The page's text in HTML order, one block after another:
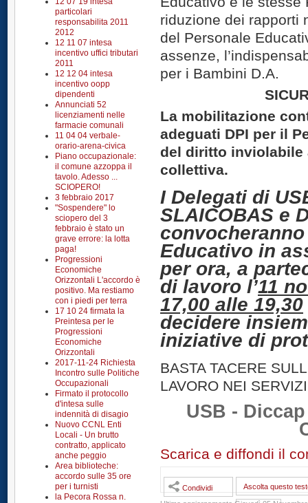
particolari
responsabilita 2011
2012
12 11 07 intesa
incentivo uffici tributari
2011
12 12 04 intesa
incentivo oopp
dipendenti
Annunciati 52
licenziamenti nelle
farmacie comunali
11 04 04 verbale-
orario-arena-civica
Piano occupazionale:
il comune azzoppa il
tavolo. Adesso ...
SCIOPERO!
3 febbraio 2017
"Sospendere" lo
sciopero del 3
febbraio è stato un
grave errore: la lotta
paga!
Progressioni
Economiche
Orizzontali L'accordo è
positivo. Ma restiamo
con i piedi per terra
17 10 24 firmata la
Preintesa per le
Progressioni
Economiche
Orizzontali
2017-11-24 Richiesta
Incontro sulle Politiche
Occupazionali
Firmato il protocollo
d'intesa sulle
indennità di disagio
Nuovo CCNL Enti
Locali - Un brutto
contratto, applicato
anche peggio
Area biblioteche:
accordo sulle 35 ore
per i turnisti
la Pecora Rossa n.
riduzione dei rapporti
del Personale
assenze,
per i Bambini D.A.
La mobilitazione
adeguati DPI per il
del diritto inviolabile
collettiva.
I Delegati di
SLAICOBAS e
Educativo in
per ora, a
di lavoro l’11
17,00 alle 19,30
decidere
iniziative di
BASTA TACERE
LAVORO NEI
USB -
Scarica e diffondi il
Condividi Ascolta questo